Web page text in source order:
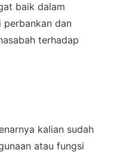
baik dalam
perbankan dan
terhadap
kalian sudah
atau fungsi